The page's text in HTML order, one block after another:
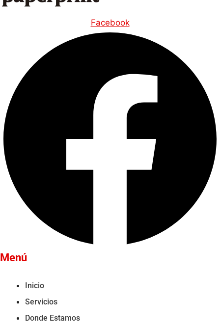
Facebook
Menú
Inicio
Servicios
Donde Estamos